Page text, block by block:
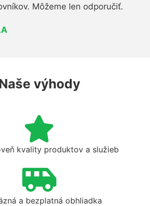
Môžeme len odporučiť.
výhody
kvality produktov a služieb
a bezplatná obhliadka